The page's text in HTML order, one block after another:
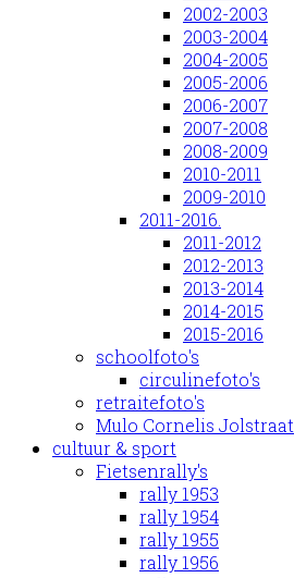
2002-2003
2003-2004
2004-2005
2005-2006
2006-2007
2007-2008
2008-2009
2010-2011
2009-2010
2011-2016.
2011-2012
2012-2013
2013-2014
2014-2015
2015-2016
schoolfoto's
circulinefoto's
retraitefoto's
Mulo Cornelis Jolstraat
cultuur & sport
Fietsenrally's
rally 1953
rally 1954
rally 1955
rally 1956